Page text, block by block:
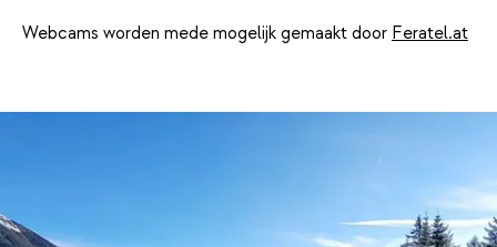
Webcams worden mede mogelijk gemaakt door Feratel.at